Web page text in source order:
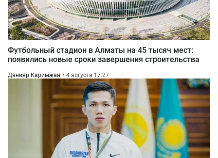
Футбольный стадион в Алматы на 45 тысяч мест:
появились новые сроки завершения строительства
Данияр Каримжан 4 августа 17:27